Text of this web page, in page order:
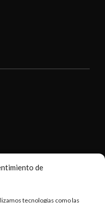
de
tecnologías como las